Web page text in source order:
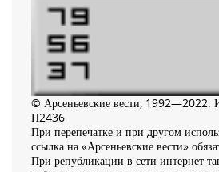
© Арсеньевские вести, 1992—2022.
П2436
При перепечатке и при другом
ссылка на «Арсеньевские вести»
При републикации в сети интернет